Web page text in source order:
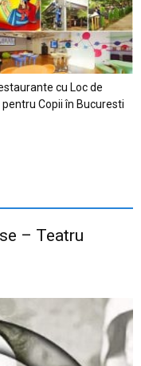
cu Loc de
Copii în Bucuresti
– Teatru